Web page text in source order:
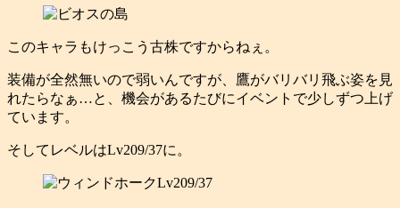
このキャラもけっこう古株ですからねぇ。
装備が全然無いので弱いんですが、鷹がバリバリ飛ぶ姿を見
れたらなぁ…と、機会があるたびにイベントで少しずつ上げ
ています。
そしてレベルはLv209/37に。